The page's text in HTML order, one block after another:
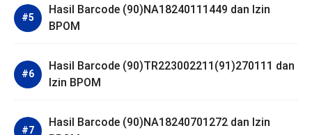
Hasil Barcode (90)NA18240111449 dan Izin
BPOM
Hasil Barcode (90)TR223002211(91)270111 dan
Izin BPOM
Hasil Barcode (90)NA18240701272 dan Izin